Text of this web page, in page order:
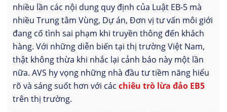
nhiều lần các nội dung quy định của Luật EB-5 mà
nhiều Trung tâm Vùng, Dự án, Đơn vị tư vấn môi giới
đang cố tình sai phạm khi truyền thông đến khách
hàng. Với những diễn biến tại thị trường Việt Nam,
thật không thừa khi nhắc lại cảnh báo này một lần
nữa. AVS hy vọng những nhà đầu tư tiềm năng hiểu
rõ và sáng suốt hơn với các chiêu trò lừa đảo EB5
trên thị trường.